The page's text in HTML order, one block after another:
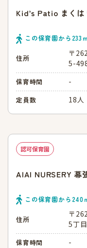
Kid’s Patio まくは
この保育園から 233ｍ
住所
〒
5-
保育時間 -
定員数 18人
認可保育園
AIAI NURSERY 幕
この保育園から 240
住所
〒
5丁
保育時間 -